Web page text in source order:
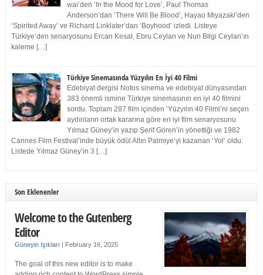
wai’den ‘In the Mood for Love’, Paul Thomas
Anderson’dan ‘There Will Be Blood’, Hayao Miyazaki’den
‘Spirited Away’ ve Richard Linklater’dan ‘Boyhood’ izledi. Listeye
Türkiye’den senaryosunu Ercan Kesal, Ebru Ceylan ve Nuri Bilgi Ceylan’ın
kaleme […]
Türkiye Sinemasında Yüzyılın En İyi 40 Filmi
Edebiyat dergisi Notos sinema ve edebiyat dünyasından
383 önemli ismine Türkiye sinemasının en iyi 40 filmini
sordu. Toplam 287 film içinden ‘Yüzyılın 40 Filmi’ni seçen
aydınların ortak kararına göre en iyi film senaryosunu
Yılmaz Güney’in yazıp Şerif Gören’in yönettiği ve 1982
Cannes Film Festival’inde büyük ödül Altın Palmiye’yi kazanan ‘Yol’ oldu.
Listede Yılmaz Güney’in 3 […]
Son Eklenenler
Welcome to the Gutenberg
Editor
Güneyin Işıkları | February 16, 2025
The goal of this new editor is to make